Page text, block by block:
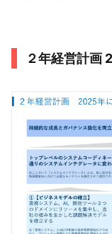
２年経営計画